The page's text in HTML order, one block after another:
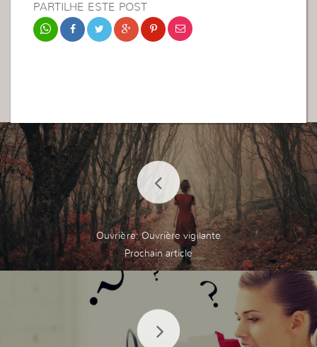
PARTILHE ESTE POST
Ouvrière: Ouvrière vigilante